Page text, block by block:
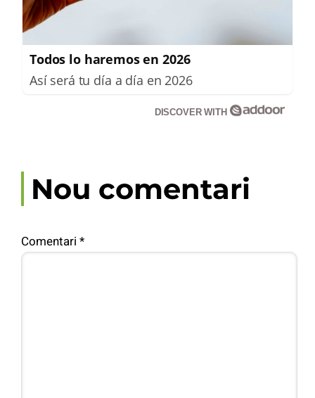
Todos lo haremos en 2026
Así será tu día a día en 2026
DISCOVER WITH
Nou comentari
Comentari *